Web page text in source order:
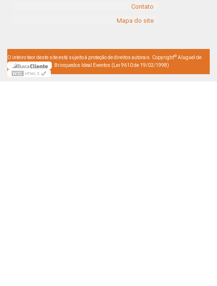
Contato
Mapa do site
O inteiro teor deste site está sujeito à proteção de direitos autorais. Copyright© Aluguel de
Brinquedos Ideal Eventos (Lei 9610 de 19/02/1998)